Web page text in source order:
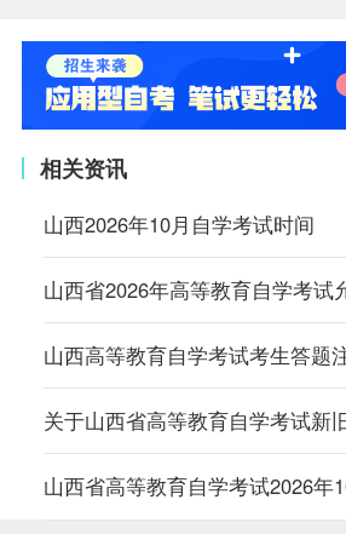
相关资讯
山西2026年10月自学考试时间
山西高等教育自学考试考生答题
山西省高等教育自学考试2026年